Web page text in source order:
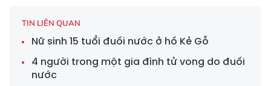
TIN LIÊN QUAN
Nữ sinh 15 tuổi đuối nước ở hồ Kẻ Gỗ
4 người trong một gia đình tử vong do đuối
nước